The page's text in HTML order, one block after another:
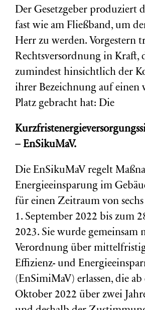
Der Gesetzgeber produziert
fast wie am Fließband, um
Herr zu werden. Vorgestern
Rechtsversordnung in Kraft,
zumindest hinsichtlich der
ihrer Bezeichnung auf einen
Platz gebracht hat: Die
– EnSikuMaV.
Die EnSikuMaV regelt
Energieeinsparung im
für einen Zeitraum von
1. September 2022 bis zum
2023. Sie wurde gemeinsam
Verordnung über
Effizienz- und
(EnSimiMaV) erlassen, die ab
Oktober 2022 über zwei